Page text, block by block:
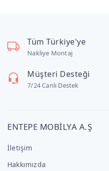
Tüm Türkiye'ye
Nakliye Montaj
Müşteri Desteği
7/24 Canlı Destek
ENTEPE MOBİLYA A.Ş
İletişim
Hakkımızda